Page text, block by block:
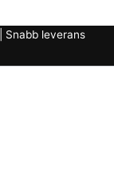
leverans